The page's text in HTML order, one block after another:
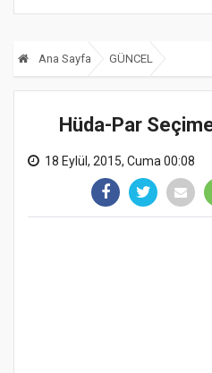
Ana Sayfa GÜNCEL
Hüda-Par
18 Eylül, 2015, Cuma 00:08